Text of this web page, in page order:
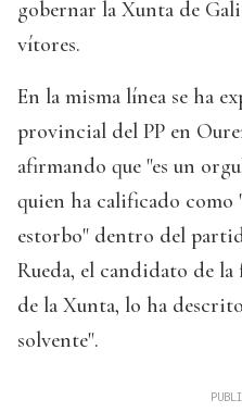
gobernar la Xunta de
vítores.
En la misma línea se ha
provincial del PP en
afirmando que "es un
quien ha calificado como
estorbo" dentro del
Rueda, el candidato de
de la Xunta, lo ha
solvente".